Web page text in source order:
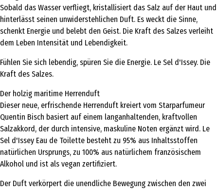
Sobald das Wasser verfliegt, kristallisiert das Salz auf der Haut und
hinterlässt seinen unwiderstehlichen Duft. Es weckt die Sinne,
schenkt Energie und belebt den Geist. Die Kraft des Salzes verleiht
dem Leben Intensität und Lebendigkeit.
Fühlen Sie sich lebendig, spüren Sie die Energie. Le Sel d'Issey. Die
Kraft des Salzes.
Der holzig maritime Herrenduft
Dieser neue, erfrischende Herrenduft kreiert vom Starparfumeur
Quentin Bisch basiert auf einem langanhaltenden, kraftvollen
Salzakkord, der durch intensive, maskuline Noten ergänzt wird. Le
Sel d'Issey Eau de Toilette besteht zu 95% aus Inhaltsstoffen
natürlichen Ursprungs, zu 100% aus natürlichem französischem
Alkohol und ist als vegan zertifiziert.
Der Duft verkörpert die unendliche Bewegung zwischen den zwei